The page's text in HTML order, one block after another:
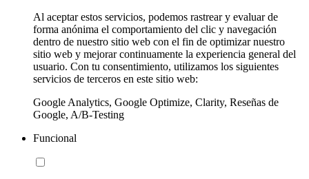
Al aceptar estos servicios, podemos rastrear y evaluar de
forma anónima el comportamiento del clic y navegación
dentro de nuestro sitio web con el fin de optimizar nuestro
sitio web y mejorar continuamente la experiencia general del
usuario. Con tu consentimiento, utilizamos los siguientes
servicios de terceros en este sitio web:
Google Analytics, Google Optimize, Clarity, Reseñas de
Google, A/B-Testing
Funcional